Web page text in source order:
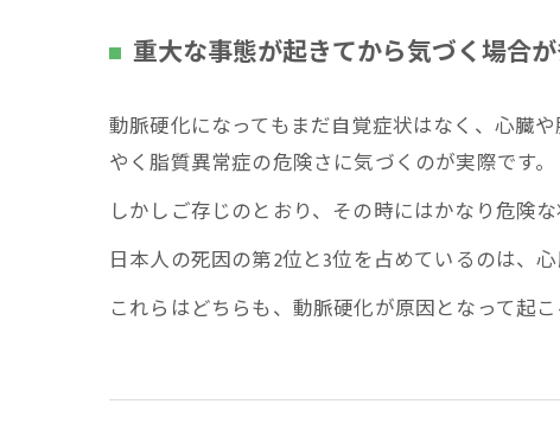
重大な事態が起きてから気づく場合
動脈硬化になってもまだ自覚症状はなく、心臓
やく脂質異常症の危険さに気づくのが実際です。
しかしご存じのとおり、その時にはかなり危険
日本人の死因の第2位と3位を占めているのは、心
これらはどちらも、動脈硬化が原因となって起